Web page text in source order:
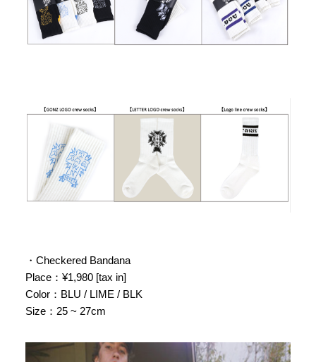
・Checkered Bandana
Place：¥1,980 [tax in]
Color：BLU / LIME / BLK
Size：25 ~ 27cm